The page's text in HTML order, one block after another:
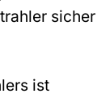
sicher
ist